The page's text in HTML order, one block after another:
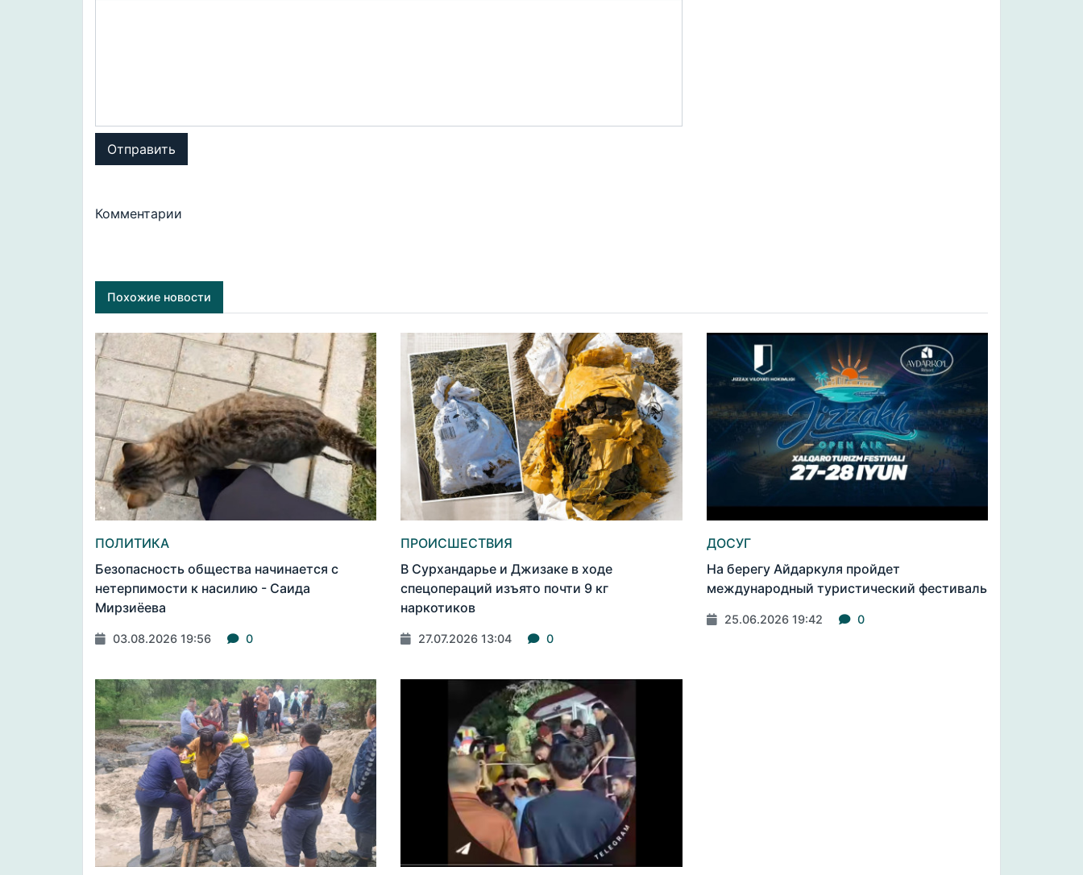
Отправить
Комментарии
Похожие новости
ПОЛИТИКА
Безопасность общества начинается с
нетерпимости к насилию - Саида
Мирзиёева
03.08.2026 19:56 0
ПРОИСШЕСТВИЯ
В Сурхандарье и Джизаке в ходе
спецопераций изъято почти 9 кг
наркотиков
27.07.2026 13:04 0
ДОСУГ
На берегу Айдаркуля пройдет
международный туристический фестиваль
25.06.2026 19:42 0